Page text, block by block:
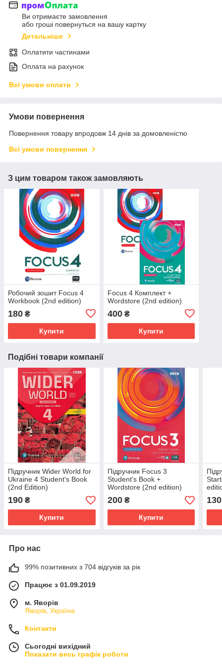
Ви отримаєте замовлення
або гроші повернуться на вашу картку
Детальніше
Оплатити частинами
Оплата на рахунок
Всі умови оплати
Умови повернення
Повернення товару впродовж 14 днів за домовленістю
Всі умови повернення
З цим товаром також замовляють
Робочий зошит Focus 4
Workbook (2nd edition)
180 ₴
Купити
Focus 4 Комплект +
Wordstore (2nd edition)
400₴
Купити
Подібні товари компанії
Підручник Wider World for
Ukraine 4 Student's Book
(2nd Edition)
190 ₴
Купити
Підручник Focus 3
Student's Book +
Wordstore (2nd edition)
200₴
Купити
130
Про нас
99% позитивних з 704 відгуків за рік
Працює з 01.09.2019
м. Яворів
Яворів, Україна
Контакти
Сьогодні вихідний
Показати весь графік роботи